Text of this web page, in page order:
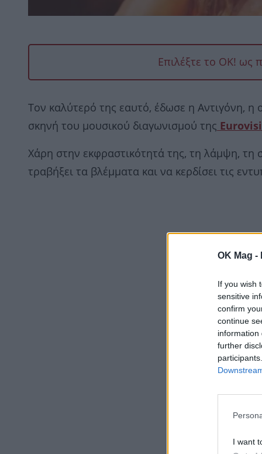
OK Mag -
If you wish
sensitive
confirm
continue
information
further
I want
Επιλέξτε το OK! ως
Τον καλύτερό της εαυτό, έδωσε η Αντιγόνη, η
σκηνή του μουσικού διαγωνισμού της
Χάρη στην εκφραστικότητά της, τη λάμψη, τη
τραβήξει τα βλέμματα και να κερδίσει τις